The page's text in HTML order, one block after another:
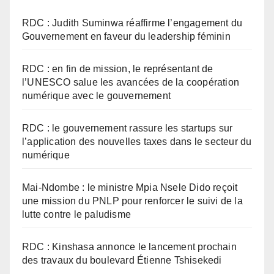
RDC : Judith Suminwa réaffirme l’engagement du
Gouvernement en faveur du leadership féminin
RDC : en fin de mission, le représentant de
l’UNESCO salue les avancées de la coopération
numérique avec le gouvernement
RDC : le gouvernement rassure les startups sur
l’application des nouvelles taxes dans le secteur du
numérique
Mai-Ndombe : le ministre Mpia Nsele Dido reçoit
une mission du PNLP pour renforcer le suivi de la
lutte contre le paludisme
RDC : Kinshasa annonce le lancement prochain
des travaux du boulevard Étienne Tshisekedi